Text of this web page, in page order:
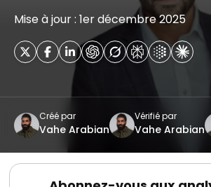
Mise à jour : 1er décembre 2025
Créé par
Vahe Arabian
Vérifié par
Vahe Arabian